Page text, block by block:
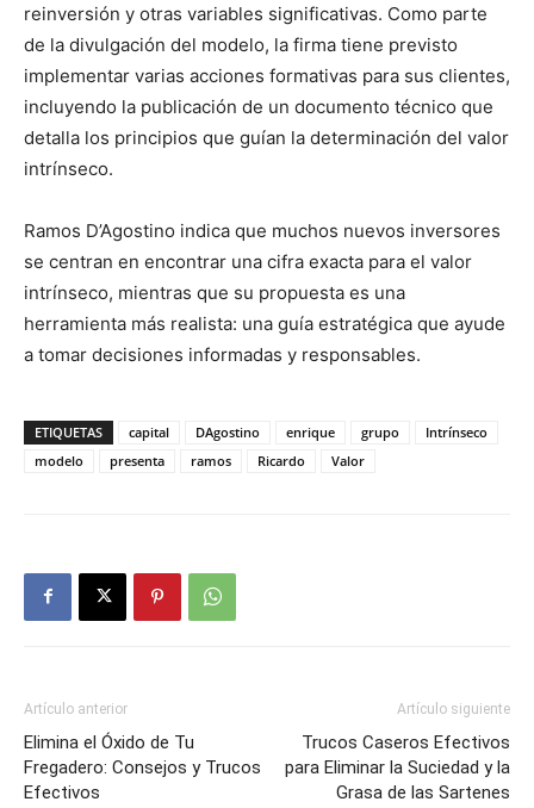
reinversión y otras variables significativas. Como parte
de la divulgación del modelo, la firma tiene previsto
implementar varias acciones formativas para sus clientes,
incluyendo la publicación de un documento técnico que
detalla los principios que guían la determinación del valor
intrínseco.
Ramos D’Agostino indica que muchos nuevos inversores
se centran en encontrar una cifra exacta para el valor
intrínseco, mientras que su propuesta es una
herramienta más realista: una guía estratégica que ayude
a tomar decisiones informadas y responsables.
ETIQUETAS capital DAgostino enrique grupo
Intrínseco
modelo
presenta ramos Ricardo Valor
Artículo anterior
Elimina el Óxido de Tu
Fregadero: Consejos y Trucos
Efectivos
Artículo siguiente
Trucos Caseros Efectivos
para Eliminar la Suciedad y la
Grasa de las Sartenes